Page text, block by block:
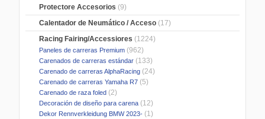
Protectore Accesorios (9)
Calentador de Neumático / Acceso (17)
Racing Fairing/Accessiores (1224)
Paneles de carreras Premium (962)
Carenados de carreras estándar (133)
Carenado de carreras AlphaRacing (24)
Carenado de carreras Yamaha R7 (5)
Carenado de raza foled (2)
Decoración de diseño para carena (12)
Dekor Rennverkleidung BMW 2023- (1)